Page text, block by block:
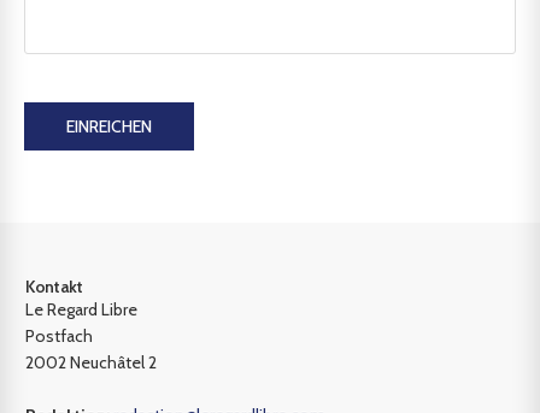
EINREICHEN
Kontakt
Le Regard Libre
Postfach
2002 Neuchâtel 2